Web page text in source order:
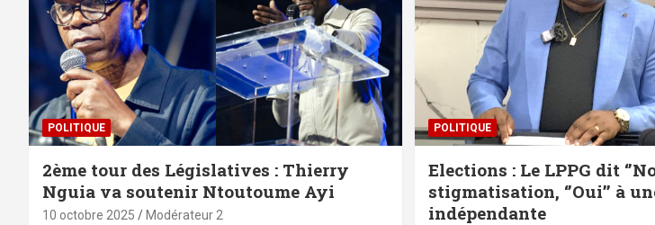
POLITIQUE
2ème tour des Législatives : Thierry
Nguia va soutenir Ntoutoume Ayi
10 octobre 2025 Modérateur 2
POLITIQUE
Elections : Le LPPG dit
stigmatisation, ‘’Oui’’ à
indépendante